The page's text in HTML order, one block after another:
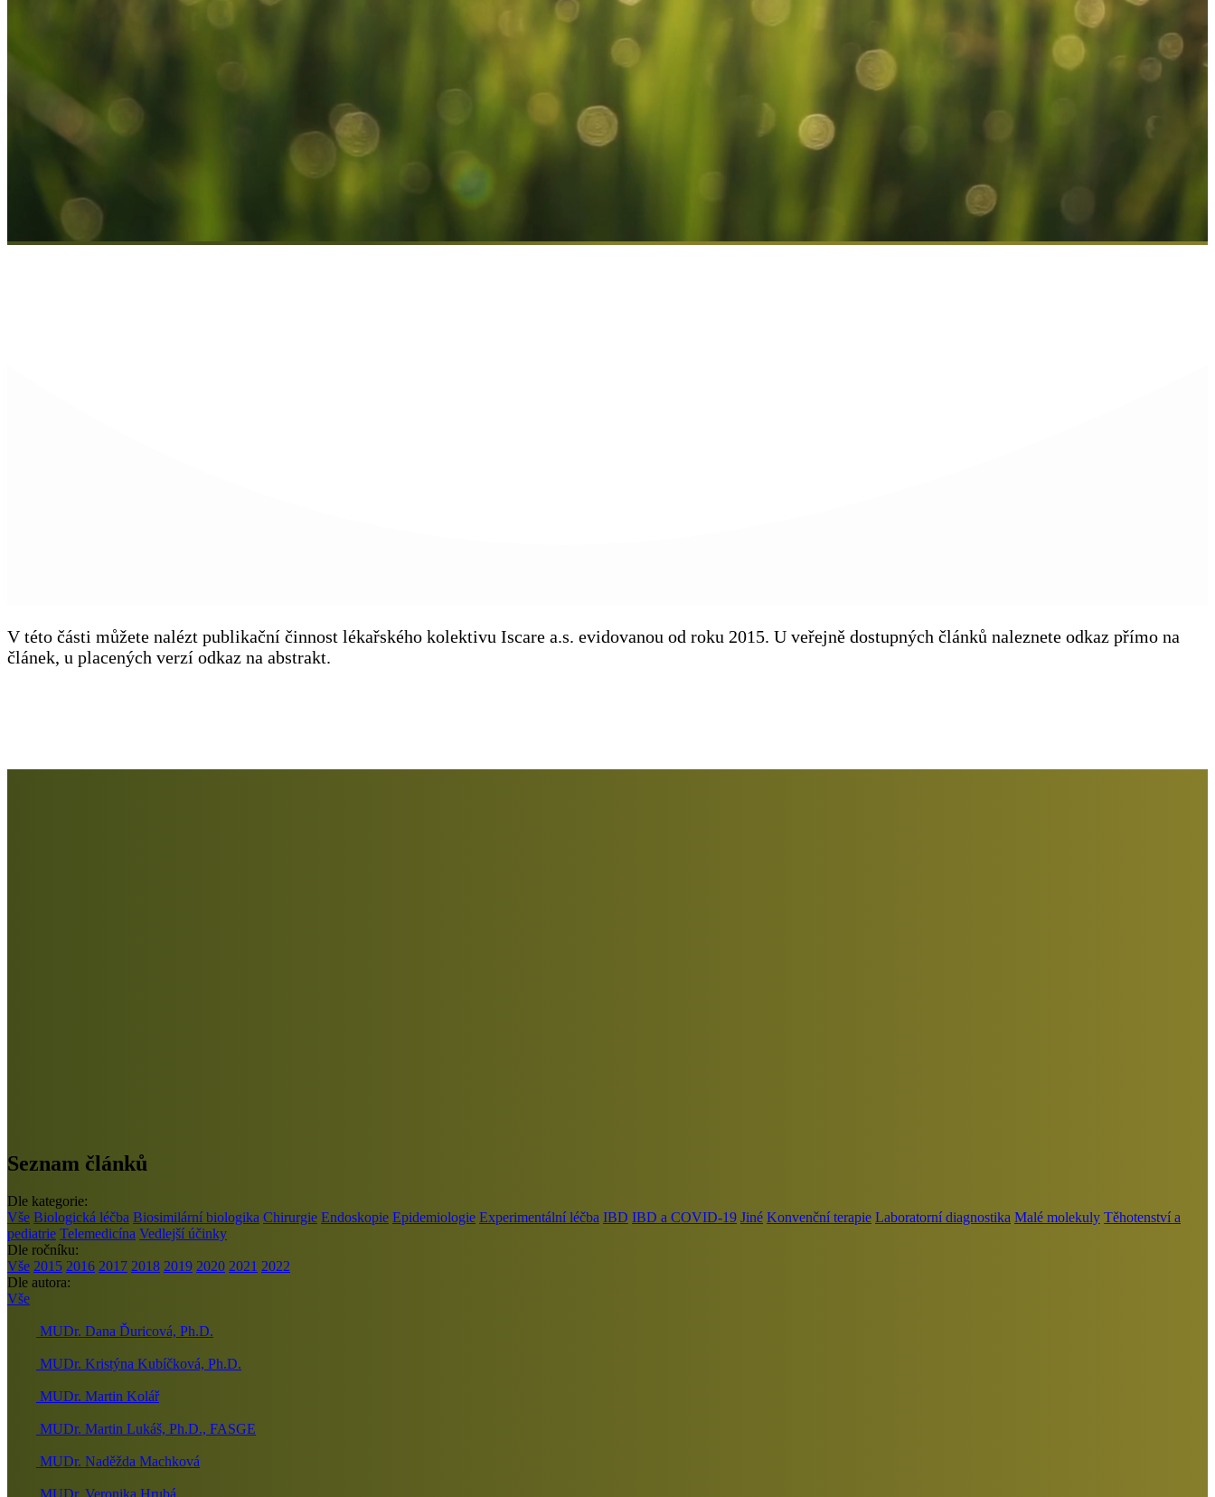
V této části můžete nalézt publikační činnost lékařského kolektivu Iscare a.s. evidovanou od roku 2015. U veřejně dostupných článků naleznete odkaz přímo na
článek, u placených verzí odkaz na abstrakt.
Seznam článků
Dle kategorie:
Vše Biologická léčba Biosimilární biologika Chirurgie Endoskopie Epidemiologie Experimentální léčba IBD IBD a COVID-19 Jiné Konvenční terapie Laboratorní diagnostika Malé molekuly Těhotenství a
pediatrie Telemedicína Vedlejší účinky
Dle ročníku:
Vše 2015 2016 2017 2018 2019 2020 2021 2022
Dle autora:
Vše
MUDr. Dana Ďuricová, Ph.D.
MUDr. Kristýna Kubíčková, Ph.D.
MUDr. Martin Kolář
MUDr. Martin Lukáš, Ph.D., FASGE
MUDr. Naděžda Machková